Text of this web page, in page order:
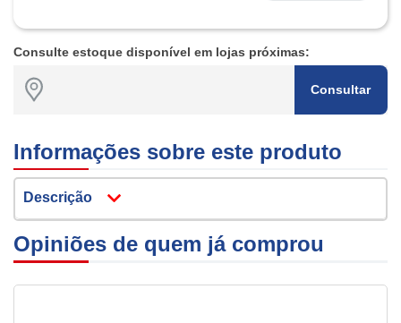
Consulte estoque disponível em lojas próximas:
Consultar
Informações sobre este produto
Descrição
Opiniões de quem já comprou